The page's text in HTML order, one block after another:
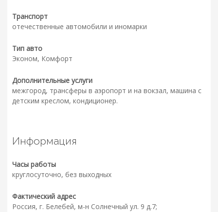
Транспорт
отечественные автомобили и иномарки
Тип авто
Эконом, Комфорт
Дополнительные услуги
межгород, трансферы в аэропорт и на вокзал, машина с
детским креслом, кондиционер.
Информация
Часы работы
круглосуточно, без выходных
Фактический адрес
Россия, г. Белебей, м-н Солнечный ул. 9 д.7;